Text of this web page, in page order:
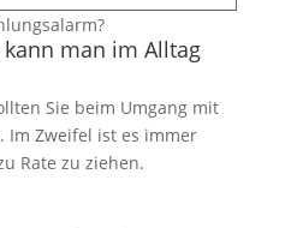
kann man im Alltag
Sie beim Umgang mit
Im Zweifel ist es immer
Rate zu ziehen.